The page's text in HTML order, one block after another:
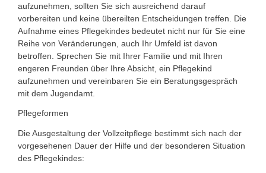
aufzunehmen, sollten Sie sich ausreichend darauf
vorbereiten und keine übereilten Entscheidungen treffen. Die
Aufnahme eines Pflegekindes bedeutet nicht nur für Sie eine
Reihe von Veränderungen, auch Ihr Umfeld ist davon
betroffen. Sprechen Sie mit Ihrer Familie und mit Ihren
engeren Freunden über Ihre Absicht, ein Pflegekind
aufzunehmen und vereinbaren Sie ein Beratungsgespräch
mit dem Jugendamt.
Pflegeformen
Die Ausgestaltung der Vollzeitpflege bestimmt sich nach der
vorgesehenen Dauer der Hilfe und der besonderen Situation
des Pflegekindes: